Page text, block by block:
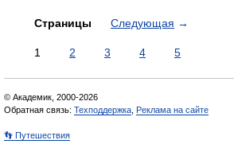
Страницы Следующая →
1 2 3 4 5
© Академик, 2000-2026
Обратная связь: Техподдержка Реклама на сайте
👣 Путешествия